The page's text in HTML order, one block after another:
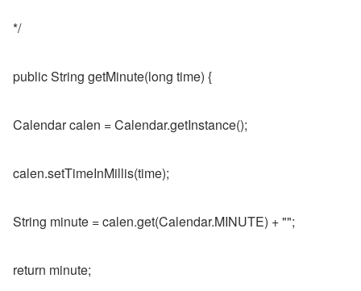
*/
public String getMinute(long time) {
Calendar calen = Calendar.getInstance();
calen.setTimeInMillis(time);
String minute = calen.get(Calendar.MINUTE) + "";
return minute;